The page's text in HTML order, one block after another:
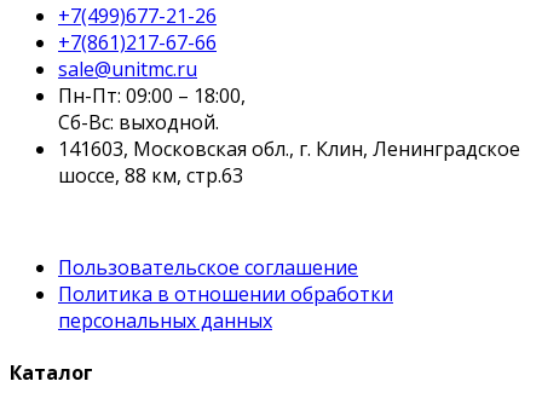
+7(499)677-21-26
+7(861)217-67-66
sale@unitmc.ru
Пн-Пт: 09:00 – 18:00,
Сб-Вс: выходной.
141603, Московская обл., г. Клин, Ленинградское
шоссе, 88 км, стр.63
Пользовательское соглашение
Политика в отношении обработки
персональных данных
Каталог